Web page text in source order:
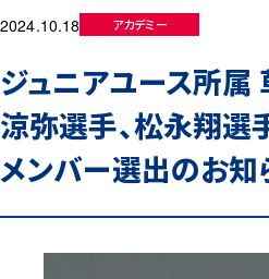
2024.10.18 アカデミー
ジュニアユース所属
涼弥選手、松永翔
メンバー選出のお知